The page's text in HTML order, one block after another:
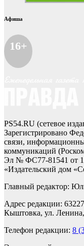
Афиша
16+
PS54.RU (сетевое
Зарегистрировано
связи,
коммуникаций
Эл № ФС77-81541 от
«Издательский дом
Главный редактор:
Адрес редакции:
Кыштовка, ул.
Телефон редакции: 8